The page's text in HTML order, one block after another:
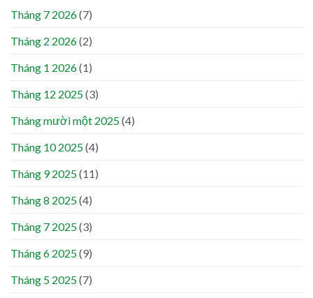
Tháng 7 2026(7)
Tháng 2 2026(2)
Tháng 1 2026(1)
Tháng 12 2025(3)
Tháng mười một 2025(4)
Tháng 10 2025(4)
Tháng 9 2025(11)
Tháng 8 2025(4)
Tháng 7 2025(3)
Tháng 6 2025(9)
Tháng 5 2025(7)